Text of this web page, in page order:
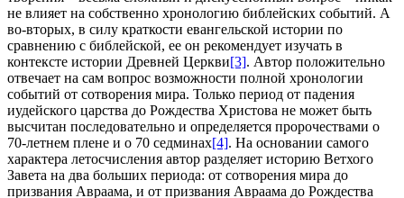
не влияет на собственно хронологию библейских событий. А
во-вторых, в силу краткости евангельской истории по
сравнению с библейской, ее он рекомендует изучать в
контексте истории Древней Церкви[3]. Автор положительно
отвечает на сам вопрос возможности полной хронологии
событий от сотворения мира. Только период от падения
иудейского царства до Рождества Христова не может быть
высчитан последовательно и определяется пророчествами о
70-летнем плене и о 70 седминах[4]. На основании самого
характера летосчисления автор разделяет историю Ветхого
Завета на два больших периода: от сотворения мира до
призвания Авраама, и от призвания Авраама до Рождества